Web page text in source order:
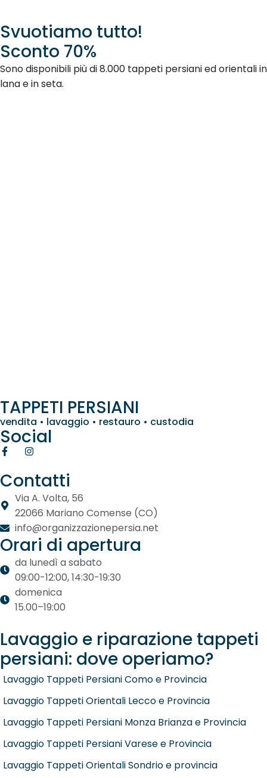
Svuotiamo tutto!
Sconto 70%
Sono disponibili più di 8.000 tappeti persiani ed orientali in
lana e in seta.
TAPPETI PERSIANI
vendita • lavaggio • restauro • custodia
Social
Contatti
Via A. Volta, 56
22066 Mariano Comense (CO)
info@organizzazionepersia.net
Orari di apertura
da lunedì a sabato
09:00-12:00, 14:30-19:30
domenica
15.00–19:00
Lavaggio e riparazione tappeti
persiani: dove operiamo?
Lavaggio Tappeti Persiani Como e Provincia
Lavaggio Tappeti Orientali Lecco e Provincia
Lavaggio Tappeti Persiani Monza Brianza e Provincia
Lavaggio Tappeti Persiani Varese e Provincia
Lavaggio Tappeti Orientali Sondrio e provincia